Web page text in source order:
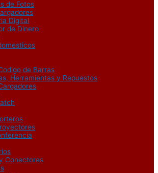
de Fotos
Digital
de Dinero
de Barras
Herramientas y Repuestos
Conectores